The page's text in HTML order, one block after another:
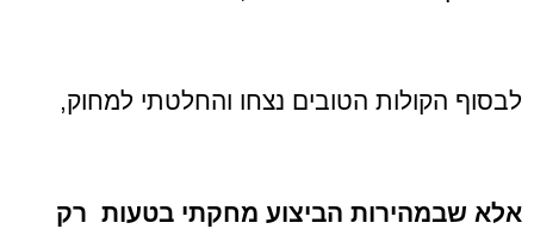
לבסוף הקולות הטובים נצחו והחלטתי למחוק,
אלא שבמהירות הביצוע מחקתי בטעות רק